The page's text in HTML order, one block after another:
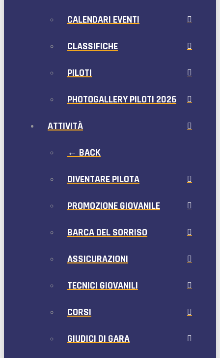
CALENDARI EVENTI
CLASSIFICHE
PILOTI
PHOTOGALLERY PILOTI 2026
ATTIVITÀ
← BACK
DIVENTARE PILOTA
PROMOZIONE GIOVANILE
BARCA DEL SORRISO
ASSICURAZIONI
TECNICI GIOVANILI
CORSI
GIUDICI DI GARA